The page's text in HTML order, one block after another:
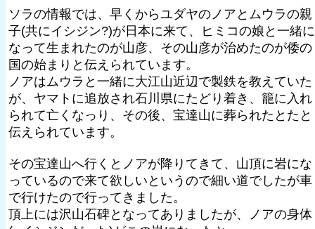
ソラの情報では、早くからユダヤのノアとムウラの親
子(共にイシジン?)が日本に来て、ヒミコの娘と一緒に
なって生まれたのが山彦、その山彦が治めたのが倭の
国の始まりと伝えられています。
ノアはムウラと一緒に大江山近辺で製鉄を教えていた
が、ヤマトに追放され石川県にたどり着き、籠に入れ
られて亡くなっり、その後、宝達山に葬られたとたと
伝えられています。
その宝達山へ行くとノアが降りてきて、山頂に岩にな
っているので来て欲しいというので細い道でしたが車
で行けたので行ってきました。
頂上には沢山石碑となってありましたが、ノアの身体